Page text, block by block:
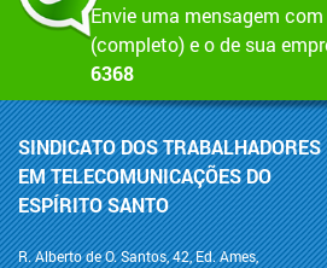
Envie uma mensagem
(completo) e o de sua
6368
SINDICATO DOS TRABALHADORES
EM TELECOMUNICAÇÕES DO
ESPÍRITO SANTO
R. Alberto de O. Santos, 42, Ed. Ames,